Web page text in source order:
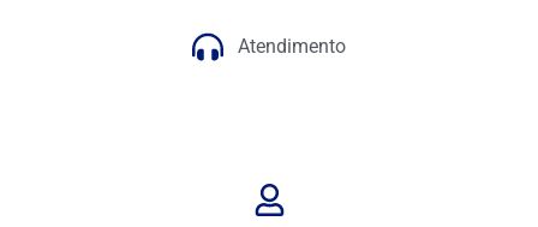
Atendimento